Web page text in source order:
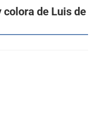
colora de Luis de